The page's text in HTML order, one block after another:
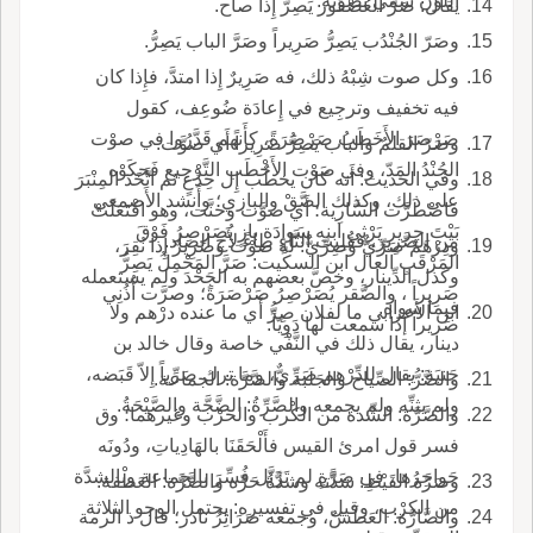
يقال: صَرَّ العُصْفُور يَصِرُّ إِذا صاح.
وصَرّ الجُنْدُب يَصِرُّ صَرِيراً وصَرَّ الباب يَصِرُّ.
وكل صوت شِبْهُ ذلك، فه صَرِيرٌ إِذا امتدَّ، فإِذا كان
فيه تخفيف وترجِيع في إِعادَة ضُوعِف، كقول
صَرْصَرَ الأَخَطَبُ صَرْصَرَةً، كأَنهم قَدَّرُوا في صوْت
الجُنْدُ المَدّ، وفي صَوْت الأَخْطَب التَّرْجِيع فَحكَوْه
على ذلك، وكذلك الصَّقْ والبازي؛ وأَنشد الأَصمعي
بَيْتَ جرير يَرْثِي ابنه سَوادَة بازٍ يُصَرْصِرُ فَوْقَ
المَرْقَبِ العال ابن السكِّيت: صَرَّ المَحْمِلُ يَصِرُّ
صَرِيراً ، والصَّقر يُصَرْصِرُ صَرْصَرَةً؛ وصرَّت أُذُنِي
صَريراً إذا سمعت لها دَوِيّاً.
وصَرّ القلمُ والباب يَصِرُّ صَرِيراً أَي صوَّت.
وفي الحديث: أَنه كان يخطُب إِل حِذْعٍ ثم اتَّخَذ المِنْبَرَ
فاضْطَرَّت السَّارِية؛ أَي صوَّت وحنَّت، وهو افْتَعَلَتْ
من الصَّرِير، فقُلِبت التَّاء طاءً لأَج الصاد.
ودِرْهَمٌ صَرِّيٌّ وصِرِّيٌّ: له صوْت وصَرِيرٌ إِذا نُقِرَ،
وكذل الدِّينار، وخصَّ بعضهم به الجَحْدَ ولم يستعمله
فيما سواه.
ابن الأَعرابي ما لفلان صِرُّ أَي ما عنده درْهم ولا
دينار، يقال ذلك في النَّفْي خاصة وقال خالد بن
جَنبَة: يقال للدِّرْهم صَرِّيٌّ، وما ترك صَرِّياً إِلاّ قَبَضه،
ولم يثنِّه ولم يجمعه والصَّرِّةُ: الضَّجَّة والصَّيْحَةُ.
والصَّرُّ: الصِّياح والجَلَبة والصَّرَّة: الجماعة.
والصَّرَّة: الشِّدة من الكْرب والحرْب وغيرهما؛ وق
فسر قول امرئ القيس فأَلْحَقَنَا بالهَادِياتِ، ودُونَه
جَواحِرُها، في صَرَّةٍ لم تَزَيَّل فُسِّرَ بالجماعة وبالشدَّة
من الكرْب، وقيل في تفسيره: يحتمل الوجو الثلاثة
وصَرَّة القَيْظِ: شدَّته وشدَّةُ حَرِّه والصَّرَّة: العَطْفة.
والصَّارَّة: العَطَشُ، وجمعه صَرَائِرُ نادر؛ قال ذ الرمة